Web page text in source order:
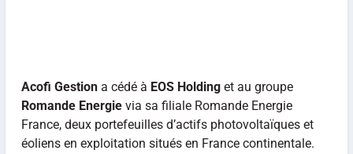
Acofi Gestiona cédé à EOS Holdinget au groupe
Romande Energievia sa filiale Romande Energie
France, deux portefeuilles d’actifs photovoltaïques et
éoliens en exploitation situés en France continentale.